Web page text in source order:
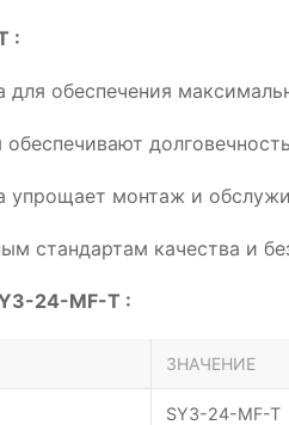
:
для обеспечения
упрощает монтаж и
стандартам качества и
24-MF-T :
ЗНАЧЕНИЕ
SY3-24-MF-T